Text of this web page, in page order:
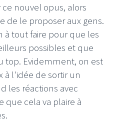
nouvel opus, alors
de le proposer aux gens.
à tout faire pour que les
possibles et que
top. Evidemment, on est
à l'idée de sortir un
les réactions avec
que cela va plaire à